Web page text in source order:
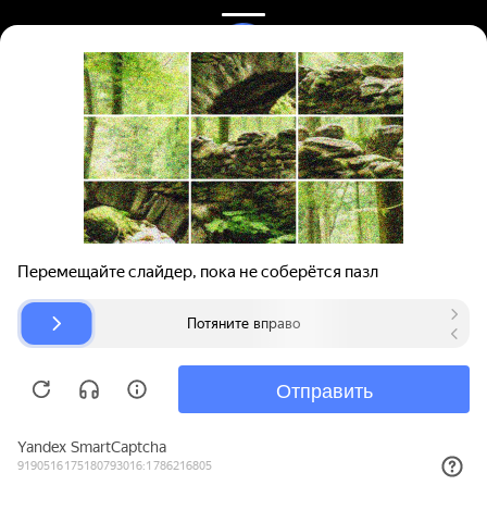
Поиск запчастей
Для автокомпаний
Авторазборки
О проекте
Помощь
Карта сайта
© bibinet.ru - система поиска запчастей,
Copyright 2010-2026 Все права защищены